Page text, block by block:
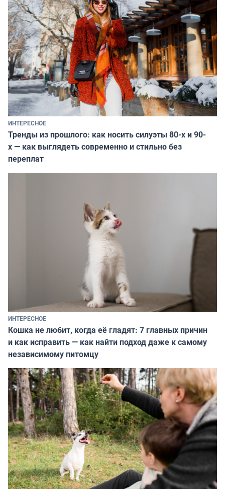
ИНТЕРЕСНОЕ
Тренды из прошлого: как носить силуэты 80-х и 90-
х — как выглядеть современно и стильно без
переплат
ИНТЕРЕСНОЕ
Кошка не любит, когда её гладят: 7 главных причин
и как исправить — как найти подход даже к самому
независимому питомцу